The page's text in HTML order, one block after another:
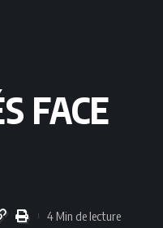
FACE
4 Min de lecture